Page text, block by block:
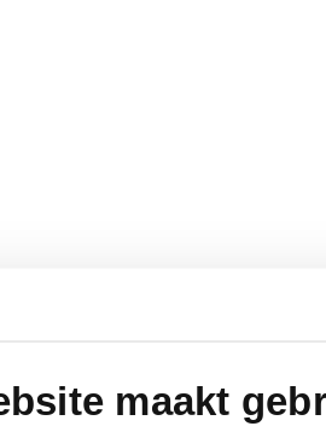
maakt